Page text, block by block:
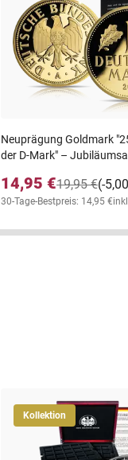
Neuprägung Goldmark
der D-Mark" –
14,95 € (-
19,95 €
30-Tage-Bestpreis: 14,95 €
Kollektion